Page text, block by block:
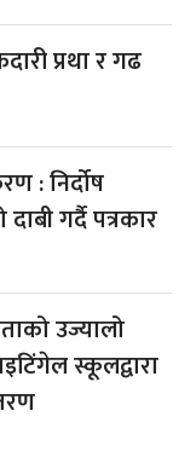
प्रथा र गढ
: निर्दोष
गर्दै पत्रकार
उज्यालो
स्कूलद्वारा